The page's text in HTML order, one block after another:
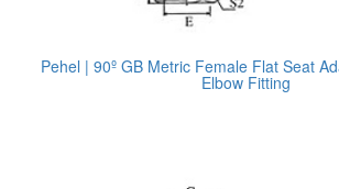
Pehel | 90º GB Metric Female Flat Seat
Elbow Fitting